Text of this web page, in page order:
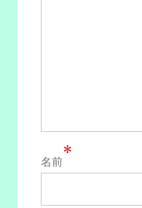
名前*